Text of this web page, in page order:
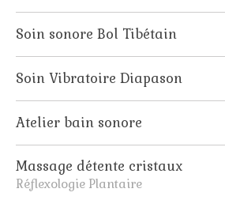
Soin sonore Bol Tibétain
Soin Vibratoire Diapason
Atelier bain sonore
Massage détente cristaux
Réflexologie Plantaire